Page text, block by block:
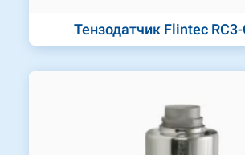
Тензодатчик Flintec